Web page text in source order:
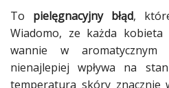
Konkursy
Recenzje
Studniówka
To pielęgnacyjny błąd,
Wiadomo, ze każda kobieta
wannie w
nienajlepiej wpływa na
temperatura skóryznacznie